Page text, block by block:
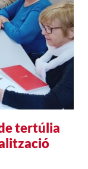
tertúlia